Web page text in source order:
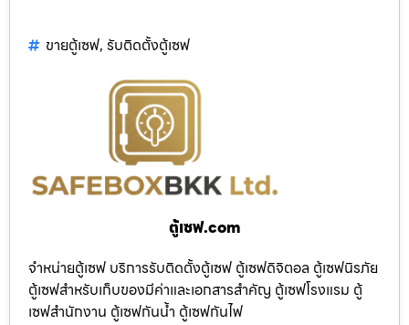
ขายตู้เซฟ, รับติดตั้งตู้เซฟ
ตู้เซฟ.com
จำหน่ายตู้เซฟ บริการรับติดตั้งตู้เซฟ ตู้เซฟดิจิตอล ตู้เซฟนิรภัย
ตู้เซฟสำหรับเก็บของมีค่าและเอกสารสำคัญ ตู้เซฟโรงแรม ตู้
เซฟสำนักงาน ตู้เซฟกันน้ำ ตู้เซฟกันไฟ